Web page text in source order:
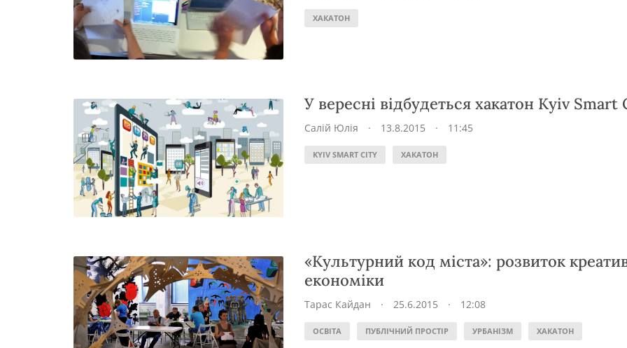
ХАКАТОН
У вересні відбудеться хакатон Kyiv Smart
Салій Юлія · 13.8.2015 · 11:45
KYIV SMART CITY ХАКАТОН
«Культурний код міста»: розвиток
економіки
Тарас Кайдан · 25.6.2015 · 12:08
ОСВІТА ПУБЛІЧНИЙ ПРОСТІР УРБАНІЗМ ХАКАТОН